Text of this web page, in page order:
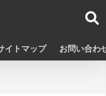
イトマップ お問い合わ